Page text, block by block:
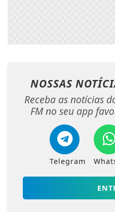
NOSSAS
Receba as notícias
FM no seu app
Telegram